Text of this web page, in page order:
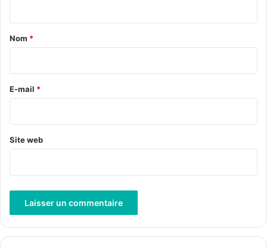
a
r
e
Nom *
E-mail *
Site web